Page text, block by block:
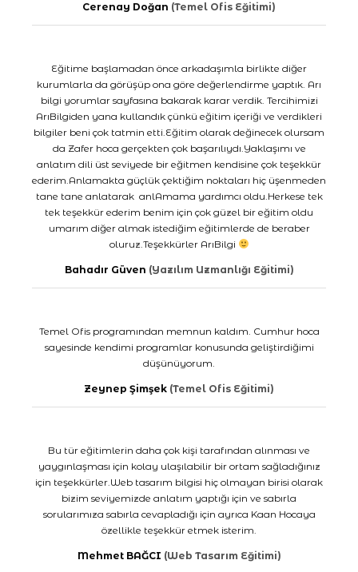
Cerenay Doğan (Temel Ofis Eğitimi)
Eğitime başlamadan önce arkadaşımla birlikte diğer
kurumlarla da görüşüp ona göre değerlendirme yaptık. Arı
bilgi yorumlar sayfasına bakarak karar verdik. Tercihimizi
ArıBilgiden yana kullandık çünkü eğitim içeriği ve verdikleri
bilgiler beni çok tatmin etti.Eğitim olarak değinecek olursam
da Zafer hoca gerçekten çok başarılıydı.Yaklaşımı ve
anlatım dili üst seviyede bir eğitmen kendisine çok teşekkür
ederim.Anlamakta güçlük çektiğim noktaları hiç üşenmeden
tane tane anlatarak anlAmama yardımcı oldu.Herkese tek
tek teşekkür ederim benim için çok güzel bir eğitim oldu
umarım diğer almak istediğim eğitimlerde de beraber
oluruz.Teşekkürler ArıBilgi
Bahadır Güven (Yazılım Uzmanlığı Eğitimi)
Temel Ofis programından memnun kaldım. Cumhur hoca
sayesinde kendimi programlar konusunda geliştirdiğimi
düşünüyorum.
Zeynep Şimşek (Temel Ofis Eğitimi)
Bu tür eğitimlerin daha çok kişi tarafından alınması ve
yaygınlaşması için kolay ulaşılabilir bir ortam sağladığınız
için teşekkürler.Web tasarım bilgisi hiç olmayan birisi olarak
bizim seviyemizde anlatım yaptığı için ve sabırla
sorularımıza sabırla cevapladığı için ayrıca Kaan Hocaya
özellikle teşekkür etmek isterim.
Mehmet BAĞCI (Web Tasarım Eğitimi)